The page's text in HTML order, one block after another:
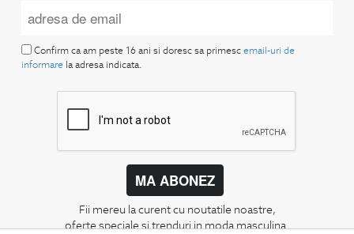
Confirm ca am peste 16 ani si doresc sa primesc email-uri de
informare la adresa indicata.
MA ABONEZ
Fii mereu la curent cu noutatile noastre,
oferte speciale si trenduri in moda masculina.